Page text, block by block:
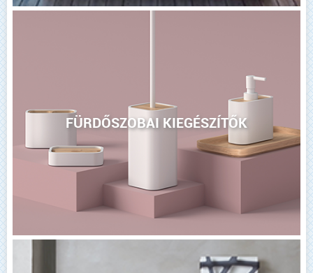
FÜRDŐSZOBAI KIEGÉSZÍTŐK